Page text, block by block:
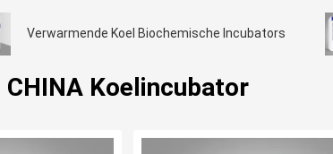
Verwarmende Koel Biochemische Incubators
CHINA Koelincubator